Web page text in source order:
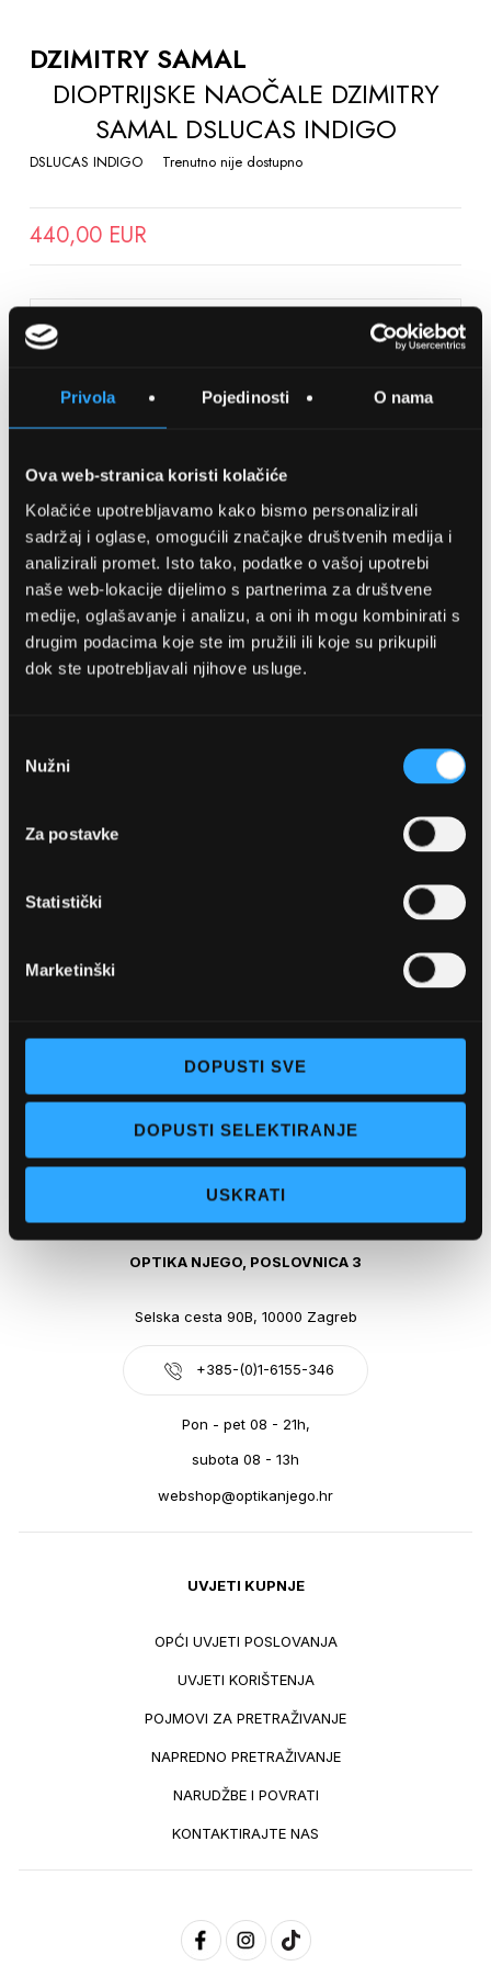
Privola Pojedinosti O nama
Ova web-stranica koristi kolačiće
Kolačiće upotrebljavamo kako bismo personalizirali
sadržaj i oglase, omogućili značajke društvenih medija i
analizirali promet. Isto tako, podatke o vašoj upotrebi
naše web-lokacije dijelimo s partnerima za društvene
medije, oglašavanje i analizu, a oni ih mogu kombinirati s
drugim podacima koje ste im pružili ili koje su prikupili
dok ste upotrebljavali njihove usluge.
pristanka
Nužni
Za postavke
Statistički
Marketinški
DOPUSTI SVE
DOPUSTI SELEKTIRANJE
USKRATI
THE
BEGINNING
GALLERY
DZIMITRY SAMAL
DIOPTRIJSKE NAOČALE DZIMITRY
SAMAL DSLUCAS INDIGO
DSLUCAS INDIGO Trenutno nije dostupno
440,00 EUR
SPREMITE NA LISTU ŽELJA
Detalji
OPTIKA NJEGO, POSLOVNICA 1
Pon - pet: 07 - 21h,
Sub: 07-21h
webshop@optikanjego.hr
OPTIKA NJEGO, POSLOVNICA 3
Selska cesta 90B, 10000 Zagreb
+385-(0)1-6155-346
Pon - pet 08 - 21h,
subota 08 - 13h
webshop@optikanjego.hr
UVJETI KUPNJE
OPĆI UVJETI POSLOVANJA
UVJETI KORIŠTENJA
POJMOVI ZA PRETRAŽIVANJE
NAPREDNO PRETRAŽIVANJE
NARUDŽBE I POVRATI
KONTAKTIRAJTE NAS